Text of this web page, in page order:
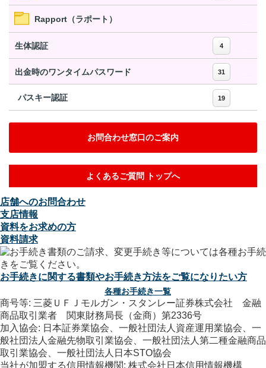
Rapport（ラポート）
生体認証 4
出金時のワンタイムパスワード 31
パスキー認証 19
お問合わせ窓口のご案内
よくあるご質問 トップへ
店舗へのお問合わせ
支店情報
資料をお求めの方
資料請求
お手続きに関する書類やお手続き方法をご覧になりたい方
各種お手続き一覧
商号等: 三菱ＵＦＪモルガン・スタンレー証券株式会社 金融
商品取引業者 関東財務局長（金商）第2336号
加入協会: 日本証券業協会、一般社団法人資産運用業協会、一
般社団法人金融先物取引業協会、一般社団法人第二種金融商品
取引業協会、一般社団法人日本STO協会
当社が加盟する信用情報機関: 株式会社日本信用情報機構